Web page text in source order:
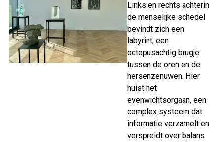
Links en rechts achterin
de menselijke schedel
bevindt zich een
labyrint, een
octopusachtig brugje
tussen de oren en de
hersenzenuwen. Hier
huist het
evenwichtsorgaan, een
complex systeem dat
informatie verzamelt en
verspreidt over balans